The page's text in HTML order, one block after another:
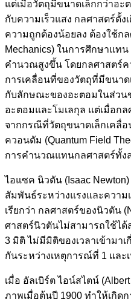
แต่เมื่อวัตถุมีขนาดเล็กกว่าอะ
กับความเร็วแสง กลศาสตร์ดั้ง
ความถูกต้องน้อยลง ต้องใช้ก
Mechanics) ในการศึกษาแท
คำนวณสูงขึ้น โดยกลศาสตร์
การเคลื่อนที่ของวัตถุที่มีขนาด
กับลักษณะของอะตอมในส่วน
อะตอมและโมเลกุล แต่เมื่อก
จากกรณีที่วัตถุขนาดเล็กเคลื่
ควอนตัม (Quantum Field
การคำนวณแทนกลศาสตร์ทั้ง
ไอแซค นิวตัน (Isaac
สัมพันธ์ระหว่างแรงและควา
เรียกว่า กลศาสตร์ของนิวตัน
ศาสตร์นิวตันไม่สามารถใช้ไ
3 มิติ ไม่มีมิติของเวลาเข้ามา
กันระหว่างเหตุการณ์ที่ 1 และ
เมื่อ อัลเบิร์ต ไอน์สไตน์
ภาพเมื่อต้นปี 1900 ทำให้เกิด